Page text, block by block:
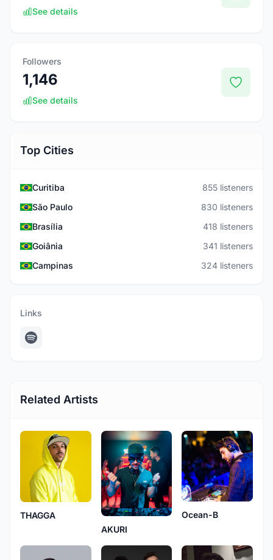
See details
Followers
1,146
See details
Top Cities
Curitiba
855 listeners
São Paulo
830 listeners
Brasília
418 listeners
Goiânia
341 listeners
Campinas
324 listeners
Links
Related Artists
THAGGA
AKURI
Ocean-B